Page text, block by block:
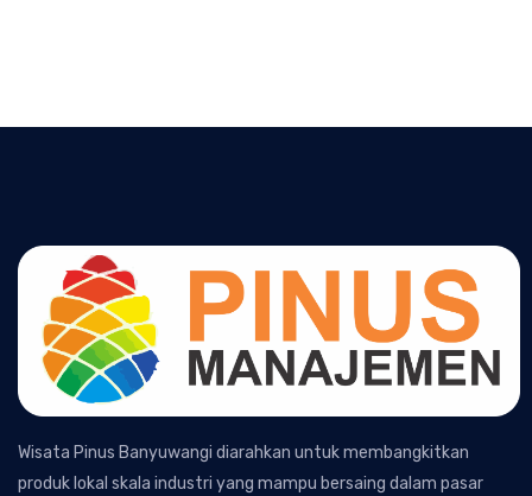
Wisata Pinus Banyuwangi diarahkan untuk membangkitkan
produk lokal skala industri yang mampu bersaing dalam pasar